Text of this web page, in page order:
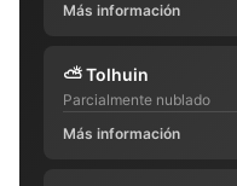
Más información
⛅Tolhuin
Parcialmente nublado
Más información